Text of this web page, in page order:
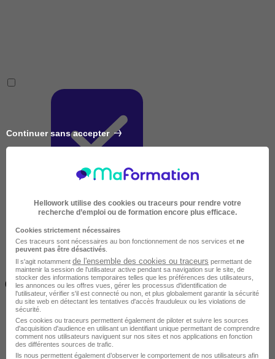
Très courte
Inférieur à 2 jours
(14h)
Continuer sans accepter
Hellowork utilise des cookies ou traceurs pour rendre votre
recherche d’emploi ou de formation encore plus efficace.
Cookies strictement nécessaires
Ces traceurs sont nécessaires au bon fonctionnement de nos services et ne
peuvent pas être désactivés
Il s'agit notamment de l'ensemble des cookies ou traceurs permettant de
maintenir la session de l'utilisateur active pendant sa navigation sur le site, de
stocker des informations temporaires telles que les préférences des utilisateurs,
les annonces ou les offres vues, gérer les processus d'identification de
l'utilisateur, vérifier s'il est connecté ou non, et plus globalement garantir la sécurité
du site web en détectant les tentatives d'accès frauduleux ou les violations de
sécurité.
Ces cookies ou traceurs permettent également de piloter et suivre les sources
d'acquisition d'audience en utilisant un identifiant unique permettant de comprendre
comment nos utilisateurs naviguent sur nos sites et nos applications en fonction
des différentes sources de trafic.
Ils nous permettent également d’observer le comportement de nos utilisateurs afin